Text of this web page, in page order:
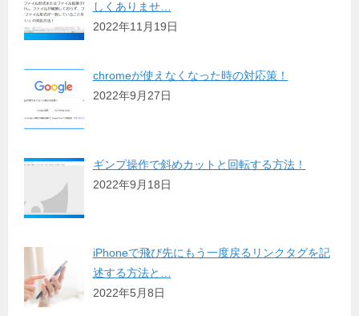
しくありませ…
2022年11月19日
chromeが使えなくなった時の対応策！
2022年9月27日
ギンプ操作で斜めカットと回転する方法！
2022年9月18日
iPhoneで飛び先にもう一度戻るリンクタグを記
述する方法と…
2022年5月8日